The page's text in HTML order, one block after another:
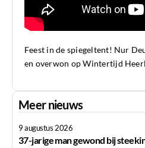
Feest in de spiegeltent! Nur
en overwon op Wintertijd
Meer nieuws
9 augustus 2026
37-jarige man gewond bij